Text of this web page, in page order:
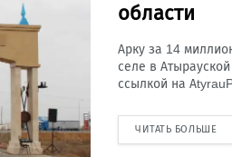
области
Арку за 14
селе в
ссылкой на
ЧИТАТЬ БОЛЬШЕ